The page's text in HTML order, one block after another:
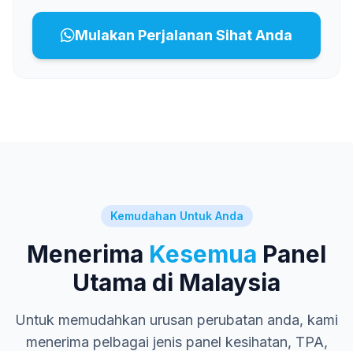
Mulakan Perjalanan Sihat Anda
Kemudahan Untuk Anda
Menerima Kesemua Panel
Utama di Malaysia
Untuk memudahkan urusan perubatan anda, kami
menerima pelbagai jenis panel kesihatan, TPA,